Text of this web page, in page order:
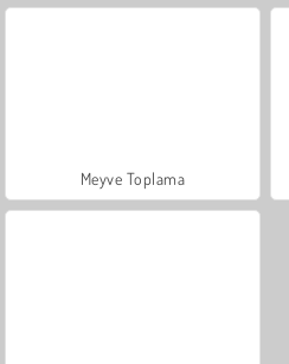
Meyve Toplama